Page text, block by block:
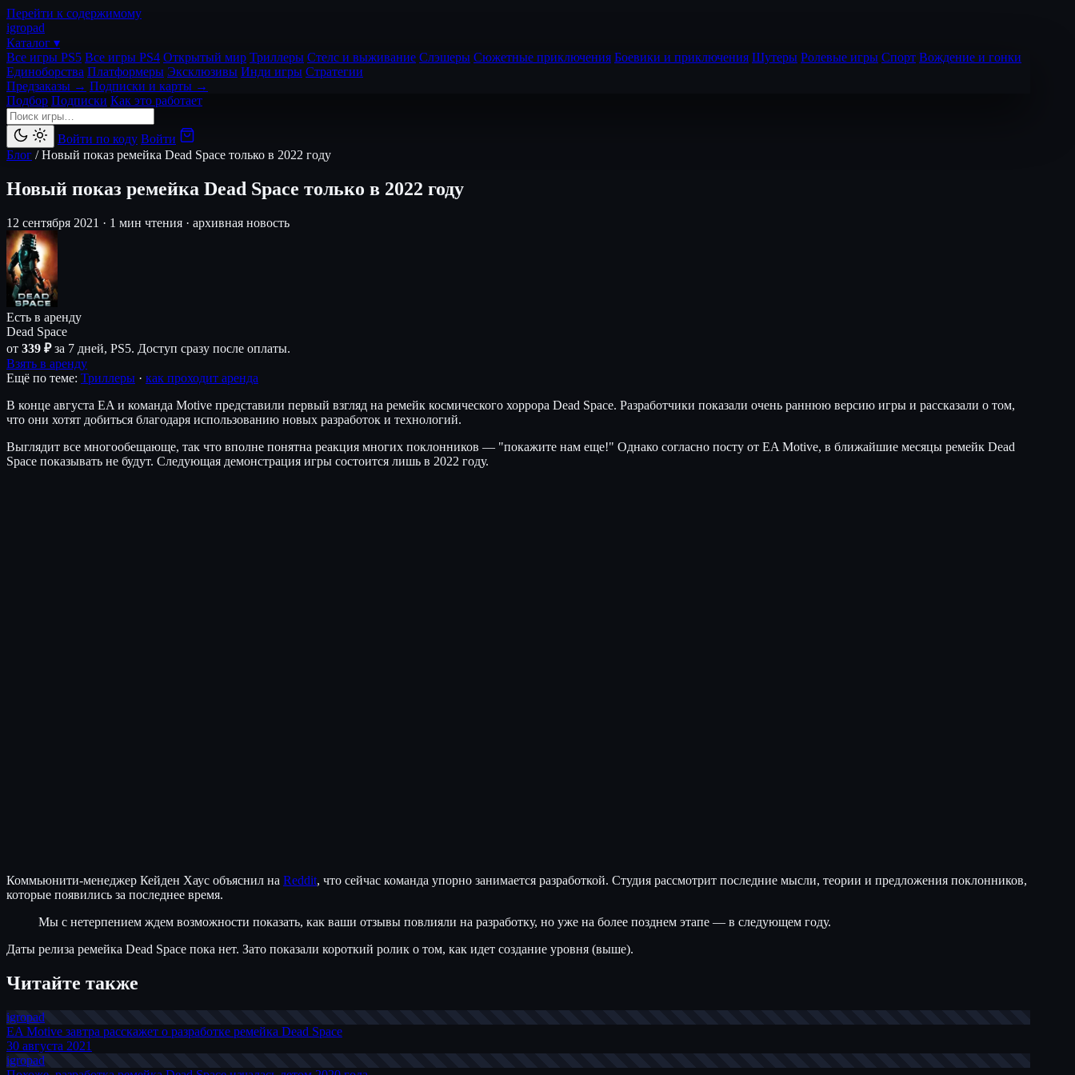
Перейти к содержимому
igropad
Каталог ▾
Все игры PS5 Все игры PS4 Открытый мир Триллеры Стелс и выживание Слэшеры Сюжетные приключения Боевики и приключения Шутеры Ролевые игры Спорт Вождение и гонки
Единоборства Платформеры Эксклюзивы Инди игры Стратегии
Предзаказы → Подписки и карты →
Подбор Подписки Как это работает
Войти по коду Войти
Блог / Новый показ ремейка Dead Space только в 2022 году
Новый показ ремейка Dead Space только в 2022 году
12 сентября 2021 · 1 мин чтения · архивная новость
Есть в аренду
Dead Space
от 339 ₽за 7 дней, PS5. Доступ сразу после оплаты.
Взять в аренду
Ещё по теме: Триллеры · как проходит аренда
В конце августа EA и команда Motive представили первый взгляд на ремейк космического хоррора Dead Space. Разработчики показали очень раннюю версию игры и рассказали о том,
что они хотят добиться благодаря использованию новых разработок и технологий.
Выглядит все многообещающе, так что вполне понятна реакция многих поклонников — "покажите нам еще!" Однако согласно посту от EA Motive, в ближайшие месяцы ремейк Dead
Space показывать не будут. Следующая демонстрация игры состоится лишь в 2022 году.
Коммьюнити-менеджер Кейден Хаус объяснил на Reddit, что сейчас команда упорно занимается разработкой. Студия рассмотрит последние мысли, теории и предложения поклонников,
которые появились за последнее время.
Мы с нетерпением ждем возможности показать, как ваши отзывы повлияли на разработку, но уже на более позднем этапе — в следующем году.
Даты релиза ремейка Dead Space пока нет. Зато показали короткий ролик о том, как идет создание уровня (выше).
Читайте также
igropad
EA Motive завтра расскажет о разработке ремейка Dead Space
30 августа 2021
igropad